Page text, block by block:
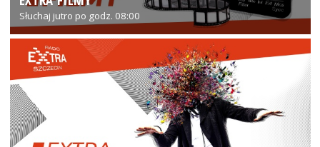
Słuchaj jutro po godz. 08:00